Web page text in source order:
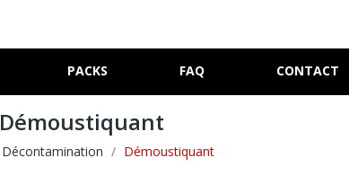
PACKS FAQ CONTACT
Démoustiquant
Décontamination Démoustiquant